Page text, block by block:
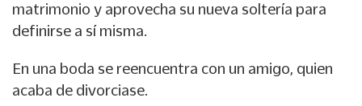
matrimonio y aprovecha su nueva soltería para
definirse a sí misma.
En una boda se reencuentra con un amigo, quien
acaba de divorciase.